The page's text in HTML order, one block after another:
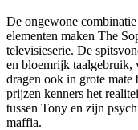
De ongewone combinatie
elementen maken The
televisieserie. De
en bloemrijk taalgebruik,
dragen ook in grote mate
prijzen kenners het
tussen Tony en zijn
maffia.